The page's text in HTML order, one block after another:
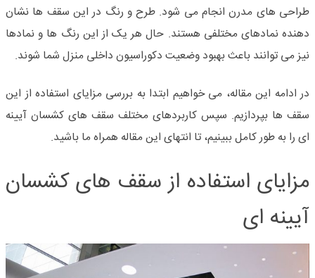
طراحی های مدرن انجام می شود. طرح و رنگ در این سقف ها نشان
دهنده نمادهای مختلفی هستند. حال هر یک از این رنگ ها و نمادها
نیز می توانند باعث بهبود وضعیت دکوراسیون داخلی منزل شما شوند.
در ادامه این مقاله، می خواهیم ابتدا به بررسی مزایای استفاده از این
سقف ها بپردازیم. سپس کاربردهای مختلف سقف های کشسان آیینه
ای را به طور کامل ببینیم، تا انتهای این مقاله همراه ما باشید.
مزایای استفاده از سقف های کشسان
آیینه ای